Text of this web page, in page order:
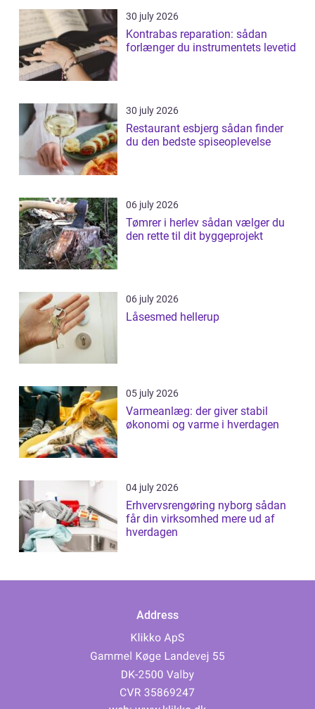
30 july 2026
Kontrabas reparation: sådan
forlænger du instrumentets levetid
30 july 2026
Restaurant esbjerg sådan finder
du den bedste spiseoplevelse
06 july 2026
Tømrer i herlev sådan vælger du
den rette til dit byggeprojekt
06 july 2026
Låsesmed hellerup
05 july 2026
Varmeanlæg: der giver stabil
økonomi og varme i hverdagen
04 july 2026
Erhvervsrengøring nyborg sådan
får din virksomhed mere ud af
hverdagen
Address